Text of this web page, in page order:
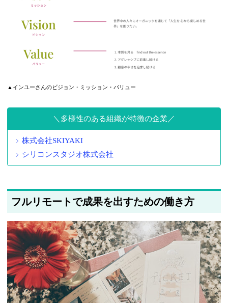
▲インユーさんのビジョン・ミッション・バリュー
多様性のある組織が特徴の企業
株式会社SKIYAKI
シリコンスタジオ株式会社
フルリモートで成果を出すための働き方